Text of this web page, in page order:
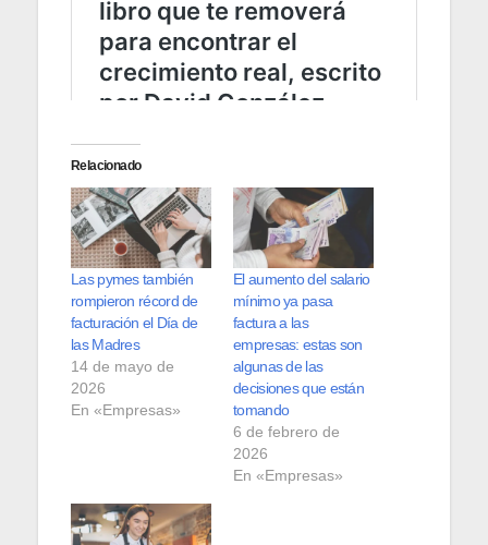
Relacionado
Las pymes también
rompieron récord de
facturación el Día de
las Madres
14 de mayo de
2026
En «Empresas»
El aumento del salario
mínimo ya pasa
factura a las
empresas: estas son
algunas de las
decisiones que están
tomando
6 de febrero de
2026
En «Empresas»